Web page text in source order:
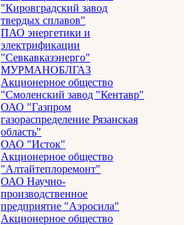
"Кировградский завод
твердых сплавов"
ПАО энергетики и
электрификации
"Севкавказэнерго"
МУРМАНОБЛГАЗ
Акционерное общество
"Смоленский завод "Кентавр"
ОАО "Газпром
газораспределение Рязанская
область"
ОАО "Исток"
Акционерное общество
"Алтайтеплоремонт"
ОАО Научно-
производственное
предприятие "Аэросила"
Акционерное общество